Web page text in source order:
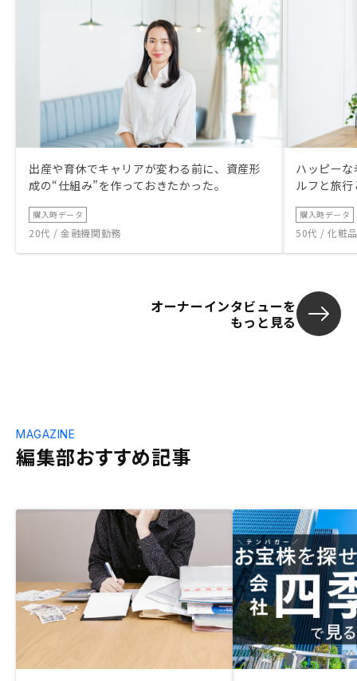
出産や育休でキャリアが変わる前に、資産形
成の“仕組み”を作っておきたかった。
購入時データ
20代 / 金融機関勤務
ハッピー
ルフと旅
購入時データ
50代 / 化粧
オーナーインタビューを
もっと見る
編集部おすすめ記事
MAGAZINE